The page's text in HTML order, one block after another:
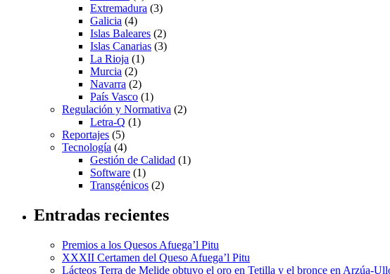
Extremadura (3)
Galicia (4)
Islas Baleares (2)
Islas Canarias (3)
La Rioja (1)
Murcia (2)
Navarra (2)
País Vasco (1)
Regulación y Normativa (2)
Letra-Q (1)
Reportajes (5)
Tecnología (4)
Gestión de Calidad (1)
Software (1)
Transgénicos (2)
Entradas recientes
Premios a los Quesos Afuega’l Pitu
XXXII Certamen del Queso Afuega’l Pitu
Lácteos Terra de Melide obtuvo el oro en Tetilla y el bronce en Arzúa-